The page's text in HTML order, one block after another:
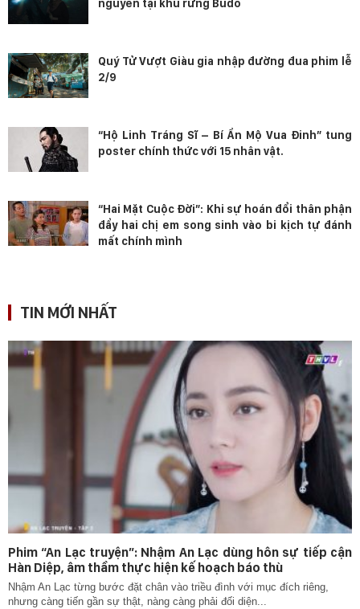
nguyền tại khu rừng Budo
Quý Tử Vượt Giàu gia nhập đường đua phim lễ
2/9
“Hộ Linh Tráng Sĩ – Bí Ẩn Mộ Vua Đinh” tung
poster chính thức với 15 nhân vật.
“Hai Mặt Cuộc Đời”: Khi sự hoán đổi thân phận
đẩy hai chị em song sinh vào bi kịch tự đánh
mất chính mình
TIN MỚI NHẤT
Phim “An Lạc truyện”: Nhậm An Lạc dùng hôn sự tiếp cận
Hàn Diệp, âm thầm thực hiện kế hoạch báo thù
Nhậm An Lạc từng bước đặt chân vào triều đình với mục đích riêng,
nhưng càng tiến gần sự thật, nàng càng phải đối diện...